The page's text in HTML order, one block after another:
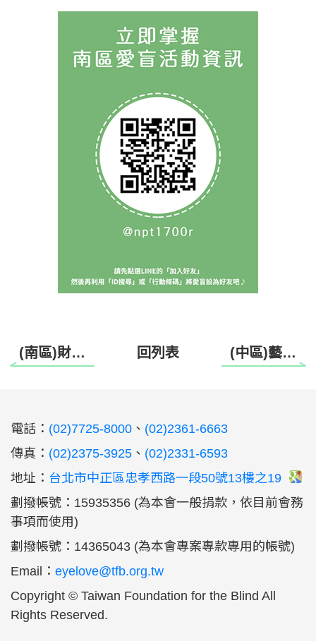
(南區)財團法人愛盲基金會 115年高雄彈力帶班 回列表 (中區)藝術探索課
電話： (02)7725-8000 、 (02)2361-6663
傳真： (02)2375-3925 、 (02)2331-6593
地址： 台北市中正區忠孝西路一段50號13樓之19
劃撥帳號：15935356 (為本會一般捐款，依目前會務
事項而使用)
劃撥帳號：14365043 (為本會專案專款專用的帳號)
Email： eyelove@tfb.org.tw
Copyright © Taiwan Foundation for the Blind All
Rights Reserved.